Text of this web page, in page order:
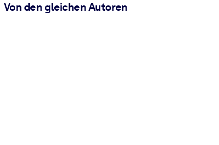
Von den gleichen Autoren